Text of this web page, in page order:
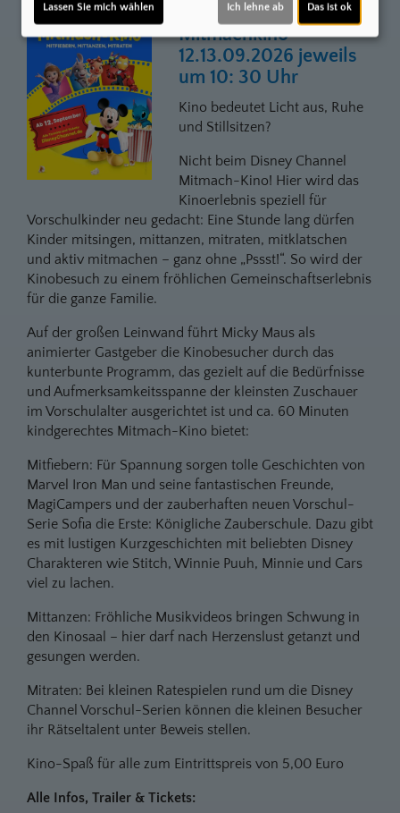
Disney Channel
Mitmachkino
12.13.09.2026 jeweils
um 10: 30 Uhr
Kino bedeutet Licht aus, Ruhe
und Stillsitzen?
Nicht beim Disney Channel
Mitmach-Kino! Hier wird das
Kinoerlebnis speziell für
Vorschulkinder neu gedacht: Eine Stunde lang dürfen
Kinder mitsingen, mittanzen, mitraten, mitklatschen
und aktiv mitmachen – ganz ohne „Pssst!“. So wird der
Kinobesuch zu einem fröhlichen Gemeinschaftserlebnis
für die ganze Familie.
Auf der großen Leinwand führt Micky Maus als
animierter Gastgeber die Kinobesucher durch das
kunterbunte Programm, das gezielt auf die Bedürfnisse
und Aufmerksamkeitsspanne der kleinsten Zuschauer
im Vorschulalter ausgerichtet ist und ca. 60 Minuten
kindgerechtes Mitmach-Kino bietet:
Mitfiebern: Für Spannung sorgen tolle Geschichten von
Marvel Iron Man und seine fantastischen Freunde,
MagiCampers und der zauberhaften neuen Vorschul-
Serie Sofia die Erste: Königliche Zauberschule. Dazu gibt
es mit lustigen Kurzgeschichten mit beliebten Disney
Charakteren wie Stitch, Winnie Puuh, Minnie und Cars
viel zu lachen.
Mittanzen: Fröhliche Musikvideos bringen Schwung in
den Kinosaal – hier darf nach Herzenslust getanzt und
gesungen werden.
Mitraten: Bei kleinen Ratespielen rund um die Disney
Channel Vorschul-Serien können die kleinen Besucher
ihr Rätseltalent unter Beweis stellen.
Kino-Spaß für alle zum Eintrittspreis von 5,00 Euro
Alle Infos, Trailer & Tickets:
Lassen Sie mich wählen Ich lehne ab Das ist ok